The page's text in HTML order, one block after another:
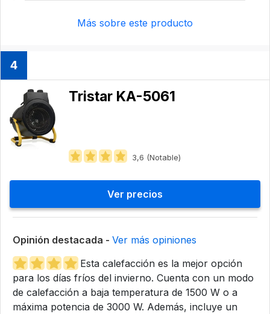
Más sobre este producto
4
Tristar KA-5061
3,6 (Notable)
Ver precios
Opinión destacada - Ver más opiniones
Esta calefacción es la mejor opción
para los días fríos del invierno. Cuenta con un modo
de calefacción a baja temperatura de 1500 W o a
máxima potencia de 3000 W. Además, incluye un